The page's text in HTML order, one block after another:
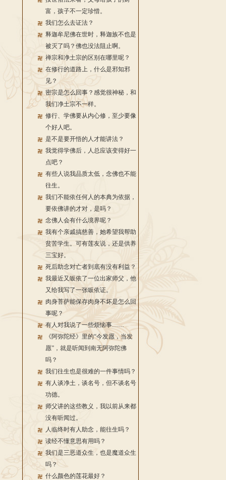
富，孩子不一定珍惜。
我们怎么去证法？
释迦牟尼佛在世时，释迦族不也是
被灭了吗？佛也没法阻止啊。
禅宗和净土宗的区别在哪里呢？
在修行的道路上，什么是邪知邪
见？
密宗是怎么回事？感觉很神秘，和
我们净土宗不一样。
修行、学佛要从内心修，至少要像
个好人吧。
是不是要开悟的人才能讲法？
我觉得学佛后，人总应该变得好一
点吧？
有些人说我品质太低，念佛也不能
往生。
我们不能依任何人的本典为依据，
要依佛讲的才对，是吗？
念佛人会有什么境界呢？
我有个亲戚搞慈善，她希望我帮助
贫苦学生。可有莲友说，还是供养
三宝好。
死后助念对亡者到底有没有利益？
我最近又皈依了一位出家师父，他
又给我写了一张皈依证。
肉身菩萨能保存肉身不坏是怎么回
事呢？
有人对我说了一些烦恼事……
《阿弥陀经》里的“今发愿，当发
愿”，就是听闻到南无阿弥陀佛
吗？
我们往生也是很难的一件事情吗？
有人谈净土，谈名号，但不谈名号
功德。
师父讲的这些教义，我以前从来都
没有听闻过。
人临终时有人助念，能往生吗？
读经不懂意思有用吗？
我们是三恶道众生，也是魔道众生
吗？
什么颜色的莲花最好？